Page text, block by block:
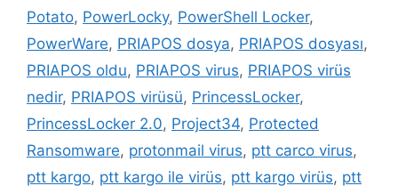
Potato, PowerLocky, PowerShell Locker,
PowerWare, PRIAPOS dosya, PRIAPOS dosyası,
PRIAPOS oldu, PRIAPOS virus, PRIAPOS virüs
nedir, PRIAPOS virüsü, PrincessLocker,
PrincessLocker 2.0, Project34, Protected
Ransomware, protonmail virus, ptt carco virus,
ptt kargo, ptt kargo ile virüs, ptt kargo virüs, ptt